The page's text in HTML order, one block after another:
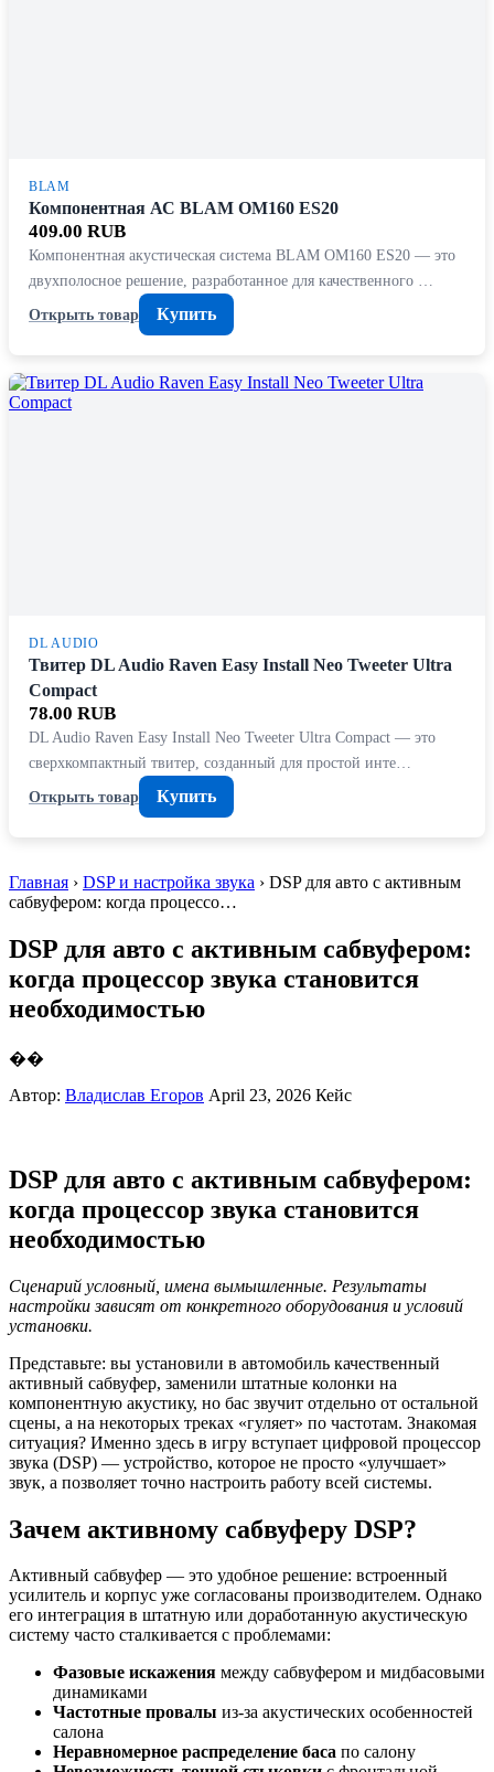
BLAM
Компонентная АС BLAM OM160 ES20
409.00 RUB
Компонентная акустическая система BLAM OM160 ES20 — это
двухполосное решение, разработанное для качественного …
Открыть товар
Купить
DL AUDIO
Твитер DL Audio Raven Easy Install Neo Tweeter Ultra
Compact
78.00 RUB
DL Audio Raven Easy Install Neo Tweeter Ultra Compact — это
сверхкомпактный твитер, созданный для простой инте…
Открыть товар
Купить
Главная › DSP и настройка звука › DSP для авто с активным
сабвуфером: когда процессо…
DSP для авто с активным сабвуфером:
когда процессор звука становится
необходимостью
��
Автор: Владислав Егоров April 23, 2026 Кейс
DSP для авто с активным сабвуфером:
когда процессор звука становится
необходимостью
Сценарий условный, имена вымышленные. Результаты
настройки зависят от конкретного оборудования и условий
установки.
Представьте: вы установили в автомобиль качественный
активный сабвуфер, заменили штатные колонки на
компонентную акустику, но бас звучит отдельно от остальной
сцены, а на некоторых треках «гуляет» по частотам. Знакомая
ситуация? Именно здесь в игру вступает цифровой процессор
звука (DSP) — устройство, которое не просто «улучшает»
звук, а позволяет точно настроить работу всей системы.
Зачем активному сабвуферу DSP?
Активный сабвуфер — это удобное решение: встроенный
усилитель и корпус уже согласованы производителем. Однако
его интеграция в штатную или доработанную акустическую
систему часто сталкивается с проблемами:
Фазовые искажения между сабвуфером и мидбасовыми
динамиками
Частотные провалы из-за акустических особенностей
салона
Неравномерное распределение баса по салону